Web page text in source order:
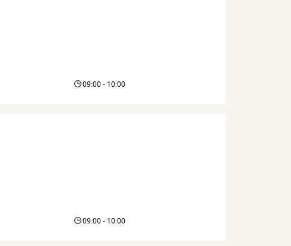
09:00 - 10:00
09:00 - 10:00